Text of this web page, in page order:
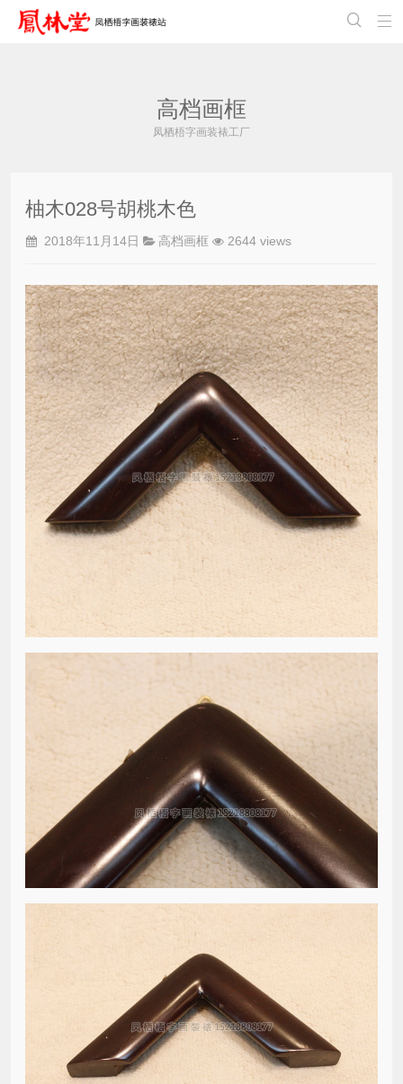


高档画框
凤栖梧字画装裱工厂
柚木028号胡桃木色
2018年11月14日 高档画框 2644 views